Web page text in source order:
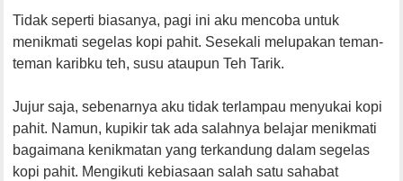
Tidak seperti biasanya, pagi ini aku mencoba untuk
menikmati segelas kopi pahit. Sesekali melupakan teman-
teman karibku teh, susu ataupun Teh Tarik.
Jujur saja, sebenarnya aku tidak terlampau menyukai kopi
pahit. Namun, kupikir tak ada salahnya belajar menikmati
bagaimana kenikmatan yang terkandung dalam segelas
kopi pahit. Mengikuti kebiasaan salah satu sahabat